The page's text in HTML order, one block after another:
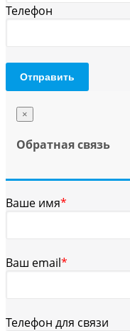
Телефон
Отправить
×
Обратная связь
Ваше имя*
Ваш email*
Телефон для связи